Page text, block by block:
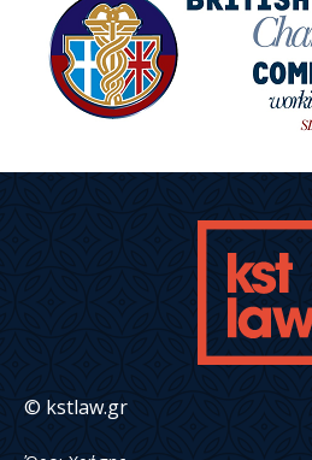
© kstlaw.gr